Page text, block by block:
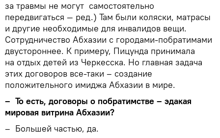
за травмы не могут самостоятельно
передвигаться — ред.) Там были коляски, матрасы
и другие необходимые для инвалидов вещи.
Сотрудничество Абхазии с городами-побратимами
двустороннее. К примеру, Пицунда принимала
на отдых детей из Черкесска. Но главная задача
этих договоров все-таки – создание
положительного имиджа Абхазии в мире.
– То есть, договоры о побратимстве – эдакая
мировая витрина Абхазии?
– Большей частью, да.